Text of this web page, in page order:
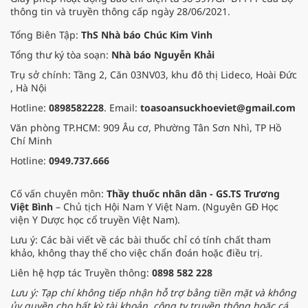
thông tin và truyền thông cấp ngày 28/06/2021.
Tổng Biên Tập: ThS Nhà báo Chúc Kim Vinh
Tổng thư ký tòa soạn: Nhà báo Nguyễn Khải
Trụ sở chính: Tầng 2, Căn 03NV03, khu đô thị Lideco, Hoài Đức
, Hà Nội
Hotline: 0898582228. Email: toasoansuckhoeviet@gmail.com
Văn phòng TP.HCM: 909 Âu cơ, Phường Tân Sơn Nhì, TP Hồ
Chí Minh
Hotline: 0949.737.666
Cố vấn chuyên môn: Thầy thuốc nhân dân - GS.TS Trương
Việt Bình – Chủ tịch Hội Nam Y Việt Nam. (Nguyên GĐ Học
viện Y Dược học cổ truyền Việt Nam).
Lưu ý: Các bài viết về các bài thuốc chỉ có tính chất tham
khảo, không thay thế cho việc chẩn đoán hoặc điều trị.
Liên hệ hợp tác Truyền thông: 0898 582 228
Lưu ý: Tạp chí không tiếp nhận hỗ trợ bằng tiền mặt và không